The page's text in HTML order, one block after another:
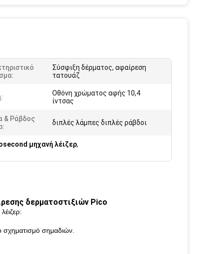
Σύσφιξη δέρματος, αφαίρεση
τατουάζ
Οθόνη χρώματος αφής 10,4
ίντσας
& Ράβδος
διπλές λάμπες διπλές ράβδοι
μηχανή λέιζερ,
δερματοστιξιών Pico
σχηματισμό σημαδιών.